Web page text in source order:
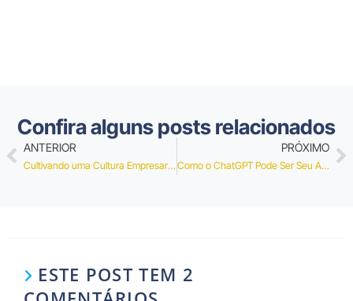
Confira alguns posts relacionados
ANTERIOR
Cultivando uma Cultura Empresarial que Valoriza Viagens: Estratégias Integradas
PRÓXIMO
Como o ChatGPT Pode Ser Seu Assistente de Viagem a Trabalho Ideal
ESTE POST TEM 2